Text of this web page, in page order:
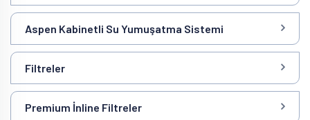
Aspen Kabinetli Su Yumuşatma Sistemi
Filtreler
Premium İnline Filtreler